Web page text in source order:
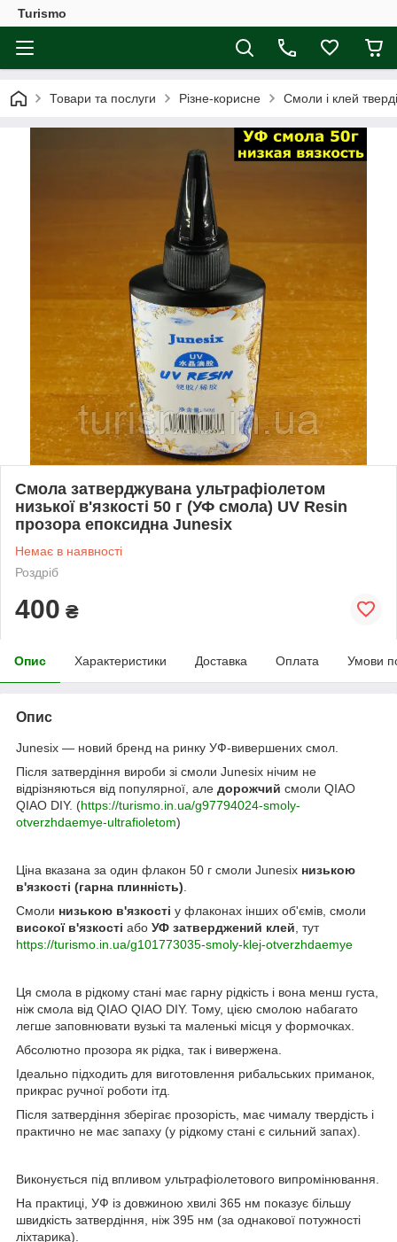
Turismo
Товари та послуги Різне-корисне Смоли і клей
Смола затверджувана ультрафіолетом
низької в'язкості 50 г (УФ смола) UV Resin
прозора епоксидна Junesix
Немає в наявності
Роздріб
400 ₴
Опис Характеристики Доставка Оплата Умови
Опис
Junesix — новий бренд на ринку УФ-вивершених смол.
Після затвердіння вироби зі смоли Junesix нічим не
відрізняються від популярної, але дорожчий смоли QIAO
QIAO DIY. (https://turismo.in.ua/g97794024-smoly-
otverzhdaemye-ultrafioletom)
Ціна вказана за один флакон 50 г смоли Junesix низькою
в'язкості (гарна плинність)
Смоли низькою в'язкості у флаконах інших об'ємів, смоли
високої в'язкості або УФ затверджений клей , тут
https://turismo.in.ua/g101773035-smoly-klej-otverzhdaemye
Ця смола в рідкому стані має гарну рідкість і вона менш густа,
ніж смола від QIAO QIAO DIY. Тому, цією смолою набагато
легше заповнювати вузькі та маленькі місця у формочках.
Абсолютно прозора як рідка, так і вивержена.
Ідеально підходить для виготовлення рибальських приманок,
прикрас ручної роботи ітд.
Після затвердіння зберігає прозорість, має чималу твердість і
практично не має запаху (у рідкому стані є сильний запах).
Виконується під впливом ультрафіолетового випромінювання.
На практиці, УФ із довжиною хвилі 365 нм показує більшу
швидкість затвердіння, ніж 395 нм (за однакової потужності
ліхтарика).